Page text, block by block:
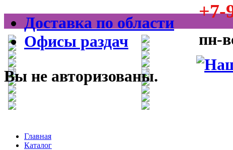
+7-
пн-
Доставка по области
Офисы раздач
Вы не авторизованы.
Главная
Каталог